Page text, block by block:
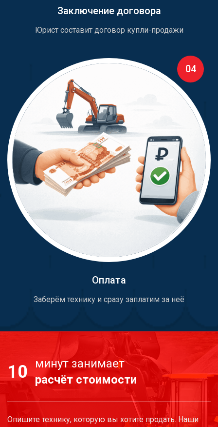
Заключение договора
Юрист составит договор купли-продажи
04
Оплата
Заберём технику и сразу заплатим за неё
10
минут занимает
расчёт стоимости
Опишите технику, которую вы хотите продать. Наши